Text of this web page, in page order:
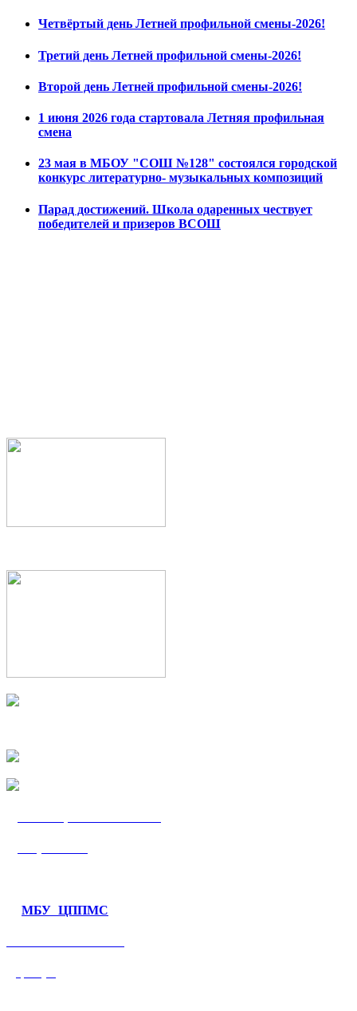
Четвёртый день Летней профильной смены-2026!
Третий день Летней профильной смены-2026!
Второй день Летней профильной смены-2026!
1 июня 2026 года стартовала Летняя профильная
смена
23 мая в МБОУ "СОШ №128" состоялся городской
конкурс литературно- музыкальных композиций
Парад достижений. Школа одаренных чествует
победителей и призеров ВСОШ
МБУ ЦППМС